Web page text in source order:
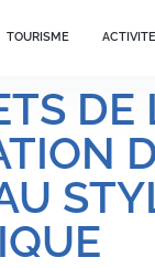
TOURISME
DE